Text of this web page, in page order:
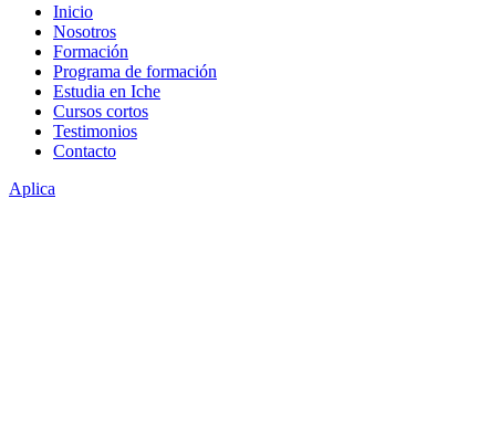
Inicio
Nosotros
Formación
Programa de formación
Estudia en Iche
Cursos cortos
Testimonios
Contacto
Aplica